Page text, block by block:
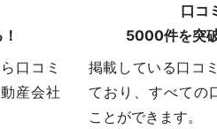
口コミ
産会社
口コ
5000件を突
掲載している口コ
ており、すべての
ことができます。